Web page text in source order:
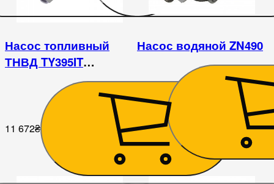
Насос топливный
ТНВД TY395IT
DongFeng 354
11 672₴
Насос водяной ZN490
₴